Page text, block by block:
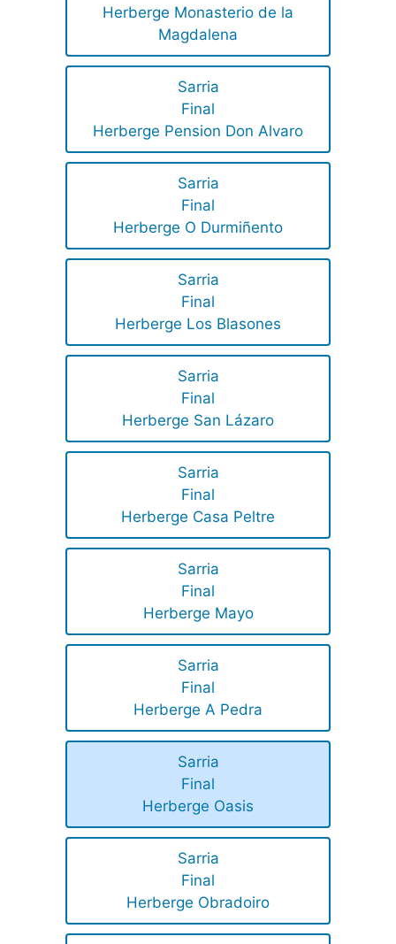
Herberge Monasterio de la
Magdalena
Sarria
Final
Herberge Pension Don Alvaro
Sarria
Final
Herberge O Durmiñento
Sarria
Final
Herberge Los Blasones
Sarria
Final
Herberge San Lázaro
Sarria
Final
Herberge Casa Peltre
Sarria
Final
Herberge Mayo
Sarria
Final
Herberge A Pedra
Sarria
Final
Herberge Oasis
Sarria
Final
Herberge Obradoiro